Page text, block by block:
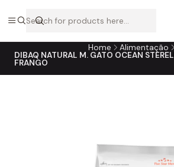
A loja online do consultório do seu
Home Alimentação
DIBAQ NATURAL M. GATO OCEAN
FRANGO